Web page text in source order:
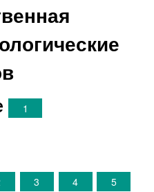
1
3 4
5